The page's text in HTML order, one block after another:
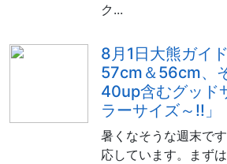
ク...
8月1日大熊ガイ
57cm＆56cm、
40up含むグッド
ラーサイズ～!!」
暑くなそうな週末で
応しています。まず